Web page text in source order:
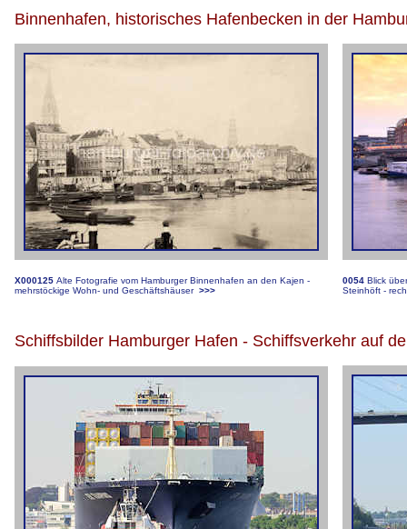
Binnenhafen, historisches Hafenbecken in der
X000125 Alte Fotografie vom Hamburger Binnenhafen an den Kajen -
mehrstöckige Wohn- und Geschäftshäuser >>>
0054 Blick
Steinhöft -
Schiffsbilder Hamburger Hafen - Schiffsverkehr auf